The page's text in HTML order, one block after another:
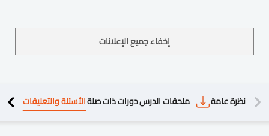
إخفاء جميع الإعلانات
نظرة عامة ملحقات الدرسدورات ذات صلةالأسئلة والتعليقات